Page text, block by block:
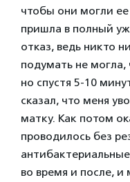
чтобы они могли ее
пришла в полный
отказ, ведь никто
подумать не
но спустя 5-10
сказал, что меня
матку. Как потом
проводилось без
во время и после, и